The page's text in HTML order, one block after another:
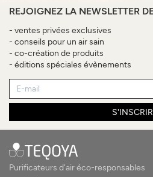
REJOIGNEZ LA NEWSLETTER
- ventes privées exclusives
- conseils pour un air sain
- co-création de produits
- éditions spéciales évènements
Purificateurs d'air éco-responsables